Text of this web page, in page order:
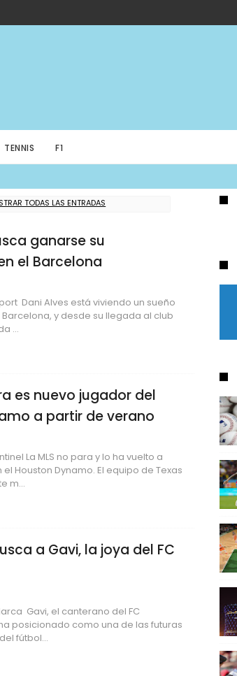
TENNIS F1
TODAS LAS ENTRADAS
ganarse su
el Barcelona
Dani Alves está viviendo un sueño
Barcelona, y desde su llegada al club
...
es nuevo jugador del
a partir de verano
La MLS no para y lo ha vuelto a
Houston Dynamo. El equipo de Texas
m...
a Gavi, la joya del FC
Gavi, el canterano del FC
posicionado como una de las futuras
fútbol...